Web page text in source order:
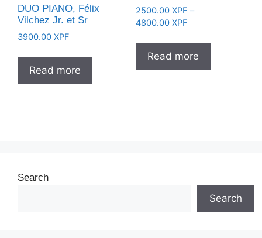
DUO PIANO, Félix
Vilchez Jr. et Sr
3900.00 XPF
Read more
2500.00 XPF –
4800.00 XPFPrice
2500.00 XPF
through
4800.00 XPF
Read more
Search
Search